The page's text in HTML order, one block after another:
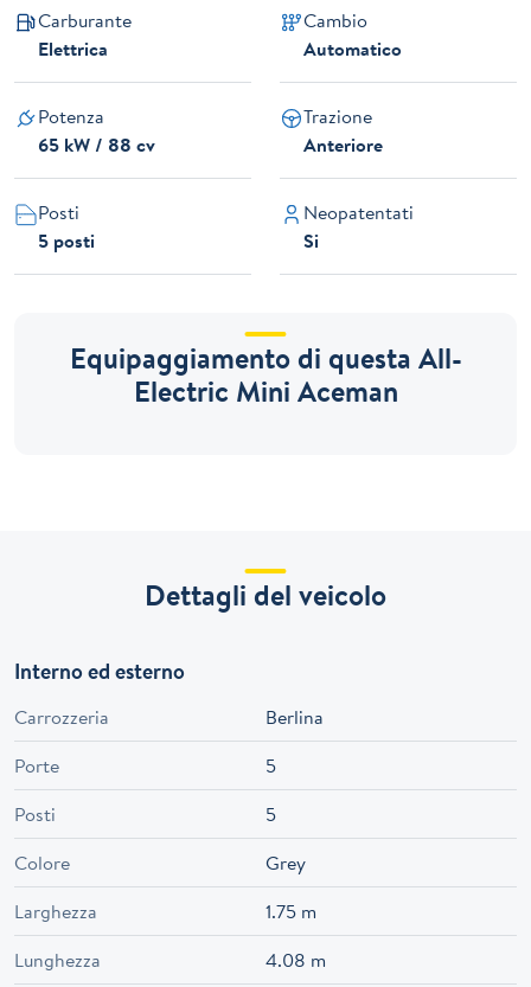
Carburante
Elettrica
Cambio
Automatico
Potenza
65 kW / 88 cv
Trazione
Anteriore
Posti
5 posti
Neopatentati
Si
Equipaggiamento di questa All-
Electric Mini Aceman
Dettagli del veicolo
Interno ed esterno
Carrozzeria
Berlina
Porte
5
Posti
5
Colore
Grey
Larghezza
1.75 m
Lunghezza
4.08 m